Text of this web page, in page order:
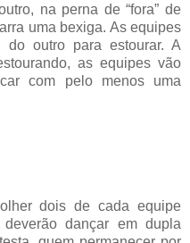
na perna de “fora” de
uma bexiga. As equipes
outro para estourar. A
as equipes vão
com pelo menos uma
dois de cada equipe
deverão dançar em dupla